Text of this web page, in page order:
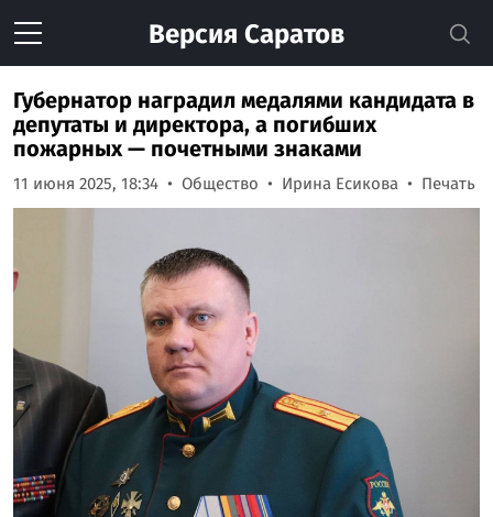
Версия Саратов
Губернатор наградил медалями кандидата в
депутаты и директора, а погибших
пожарных — почетными знаками
11 июня 2025, 18:34 Общество Ирина Есикова Печать